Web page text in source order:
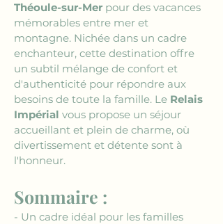
Théoule-sur-Mer pour des vacances
mémorables entre mer et
montagne. Nichée dans un cadre
enchanteur, cette destination offre
un subtil mélange de confort et
d'authenticité pour répondre aux
besoins de toute la famille. Le Relais
Impérial vous propose un séjour
accueillant et plein de charme, où
divertissement et détente sont à
l'honneur.
Sommaire :
- Un cadre idéal pour les familles